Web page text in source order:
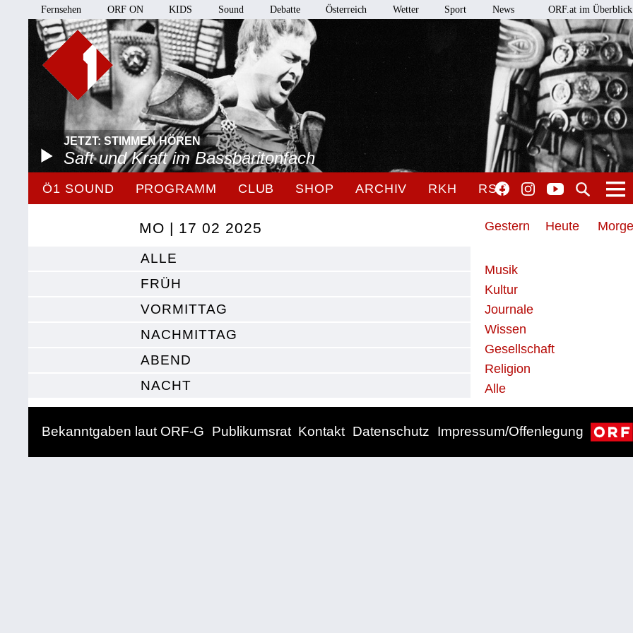
Fernsehen ORF ON KIDS Sound Debatte Österreich Wetter Sport News ORF.at im Überblick
JETZT: STIMMEN HÖREN
Saft und Kraft im Bassbaritonfach
Ö1 SOUND PROGRAMM CLUB SHOP ARCHIV RKH RSO
Gestern Heute
Musik
Kultur
Journale
Wissen
Gesellschaft
Religion
Alle
MO | 17 02 2025
ALLE
FRÜH
VORMITTAG
NACHMITTAG
ABEND
NACHT
Bekanntgaben laut ORF-G Publikumsrat Kontakt Datenschutz Impressum/Offenlegung